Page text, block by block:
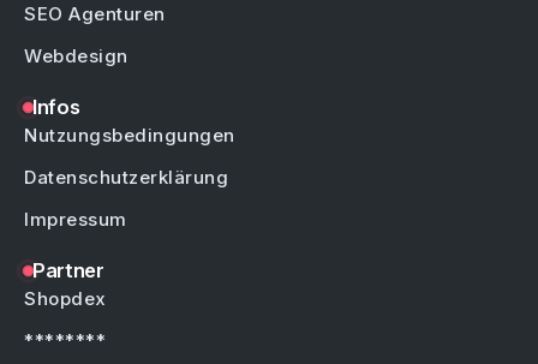
SEO Agenturen
Webdesign
Infos
Nutzungsbedingungen
Datenschutzerklärung
Impressum
Partner
Shopdex
********